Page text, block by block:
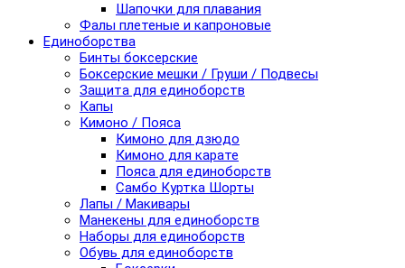
Шапочки для плавания
Фалы плетеные и капроновые
Единоборства
Бинты боксерские
Боксерские мешки / Груши / Подвесы
Защита для единоборств
Капы
Кимоно / Пояса
Кимоно для дзюдо
Кимоно для карате
Пояса для единоборств
Самбо Куртка Шорты
Лапы / Макивары
Манекены для единоборств
Наборы для единоборств
Обувь для единоборств